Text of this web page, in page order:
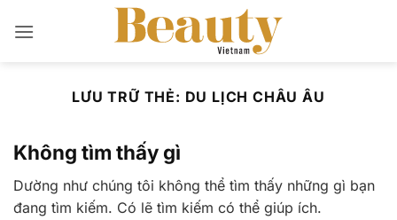
qua
LƯU TRỮ THẺ: DU LỊCH CHÂU ÂU
Không tìm thấy gì
Dường như chúng tôi không thể tìm thấy những gì bạn
đang tìm kiếm. Có lẽ tìm kiếm có thể giúp ích.